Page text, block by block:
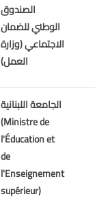
الصندوق
الوطني للضمان
الاجتماعي (وزارة
العمل)
الجامعة اللبنانية
(Ministre de
l'Éducation et
de
l'Enseignement
supérieur)